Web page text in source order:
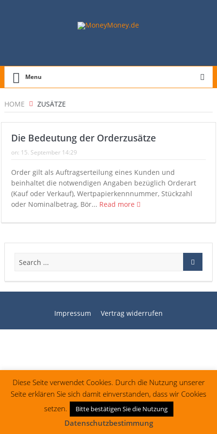
Menu
HOME ZUSÄTZE
Die Bedeutung der Orderzusätze
on: 15. September 14:29
Order gilt als Auftragserteilung eines Kunden und
beinhaltet die notwendigen Angaben bezüglich Orderart
(Kauf oder Verkauf), Wertpapierkennnummer, Stückzahl
oder Nominalbetrag, Bör... Read more
Impressum Vertrag widerrufen
Diese Seite verwendet Cookies. Durch die Nutzung unserer
Seite erklären Sie sich damit einverstanden, dass wir Cookies
setzen.
Bitte bestätigen Sie die Nutzung
Datenschutzbestimmung